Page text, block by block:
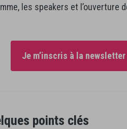
les speakers et l’ouverture
Je m’inscris à la newsletter
points clés